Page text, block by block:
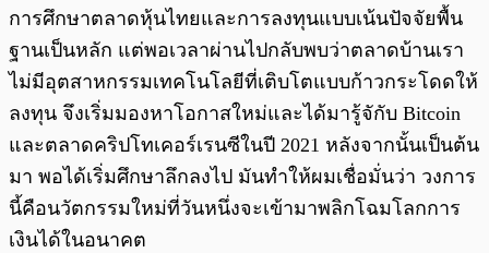
การศึกษาตลาดหุ้นไทยและการลงทุนแบบเน้นปัจจัยพื้น
ฐานเป็นหลัก แต่พอเวลาผ่านไปกลับพบว่าตลาดบ้านเรา
ไม่มีอุตสาหกรรมเทคโนโลยีที่เติบโตแบบก้าวกระโดดให้
ลงทุน จึงเริ่มมองหาโอกาสใหม่และได้มารู้จักับ Bitcoin
และตลาดคริปโทเคอร์เรนซีในปี 2021 หลังจากนั้นเป็นต้น
มา พอได้เริ่มศึกษาลึกลงไป มันทำให้ผมเชื่อมั่นว่า วงการ
นี้คือนวัตกรรมใหม่ที่วันหนึ่งจะเข้ามาพลิกโฉมโลกการ
เงินได้ในอนาคต